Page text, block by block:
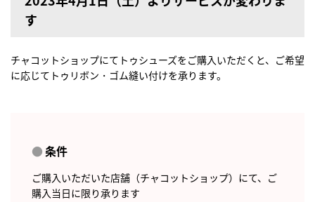
す
チャコットショップにてトゥシューズをご購入いただくと、ご希望
に応じてトゥリボン・ゴム縫い付けを承ります。
条件
ご購入いただいた店舗（チャコットショップ）にて、ご
購入当日に限り承ります